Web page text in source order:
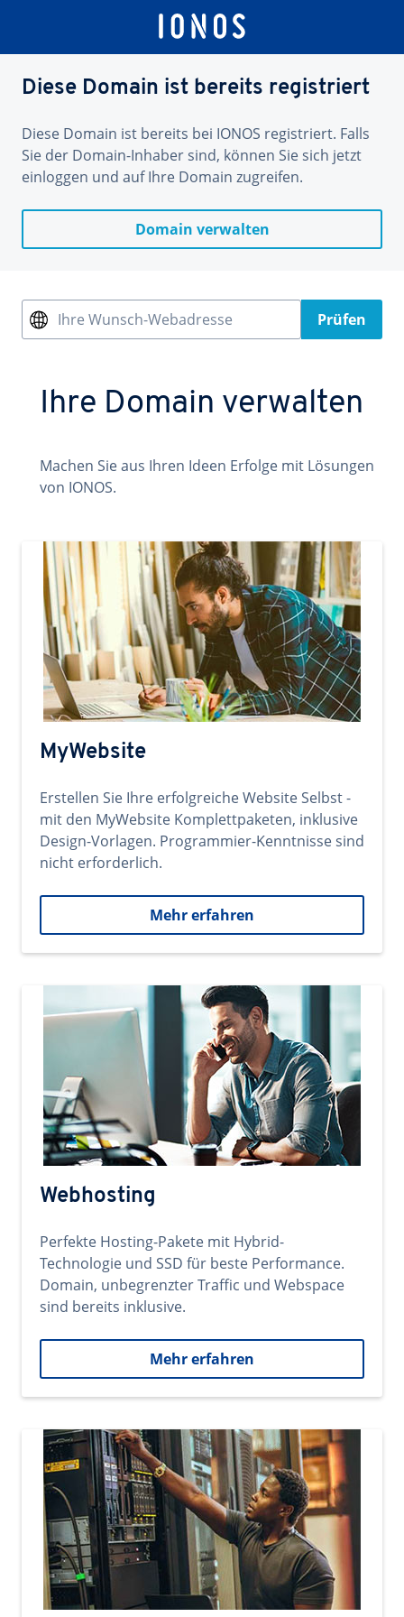
Diese Domain ist bereits registriert
Diese Domain ist bereits bei IONOS registriert. Falls
Sie der Domain-Inhaber sind, können Sie sich jetzt
einloggen und auf Ihre Domain zugreifen.
Domain verwalten
Ihre Wunsch-Webadresse Prüfen
Ihre Domain verwalten
Machen Sie aus Ihren Ideen Erfolge mit Lösungen
von IONOS.
MyWebsite
Erstellen Sie Ihre erfolgreiche Website Selbst -
mit den MyWebsite Komplettpaketen, inklusive
Design-Vorlagen. Programmier-Kenntnisse sind
nicht erforderlich.
Mehr erfahren
Webhosting
Perfekte Hosting-Pakete mit Hybrid-
Technologie und SSD für beste Performance.
Domain, unbegrenzter Traffic und Webspace
sind bereits inklusive.
Mehr erfahren